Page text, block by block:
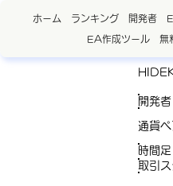
ホーム ランキング 開発者
EA作成ツール 無
開発者
通貨ペ
取引
時間足